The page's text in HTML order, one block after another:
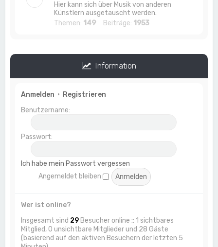
Hier kann sich über Musik von anderen
Künstlern ausgetauscht werden.
Themen: 149 Beiträge: 1953
Information
Anmelden • Registrieren
Benutzername:
Passwort:
Ich habe mein Passwort vergessen
Angemeldet bleiben
Wer ist online?
Insgesamt sind 29 Besucher online :: 1 sichtbares
Mitglied, 0 unsichtbare Mitglieder und 28 Gäste
(basierend auf den aktiven Besuchern der letzten 5